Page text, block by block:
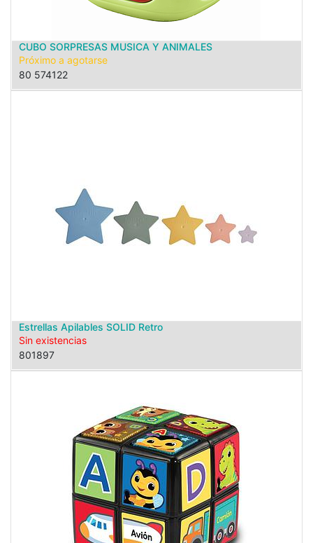
CUBO SORPRESAS MUSICA Y ANIMALES
Próximo a agotarse
80 574122
Estrellas Apilables SOLID Retro
Sin existencias
801897